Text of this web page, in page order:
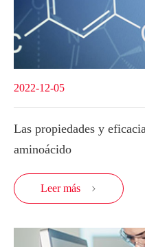
2022-12-05
Las propiedades y
aminoácido
Leer más 